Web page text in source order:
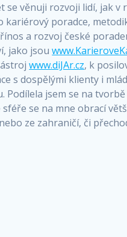
se věnuji rozvoji lidí, jak
kariérový poradce,
a rozvoj české
jako jsou
www.diJAr.cz, k
s dospělými klienty i
Podílela jsem se na
sféře se na mne obrací
ze zahraničí, či